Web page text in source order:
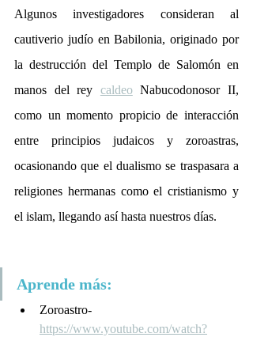
Algunos investigadores consideran al
cautiverio judío en Babilonia, originado por
la destrucción del Templo de Salomón en
manos del rey caldeo Nabucodonosor II,
como un momento propicio de interacción
entre principios judaicos y zoroastras,
ocasionando que el dualismo se traspasara a
religiones hermanas como el cristianismo y
el islam, llegando así hasta nuestros días.
Aprende más:
Zoroastro-
https://www.youtube.com/watch?